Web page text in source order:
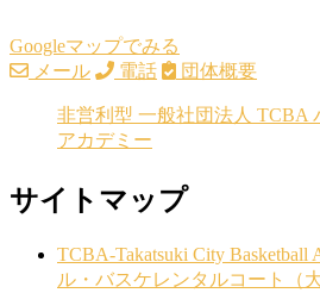
Googleマップでみる
メール
電話 団体概要
非営利型 一般社団法人 TCBA
アカデミー
サイトマップ
TCBA-Takatsuki City Basketball
ル・バスケレンタルコート（